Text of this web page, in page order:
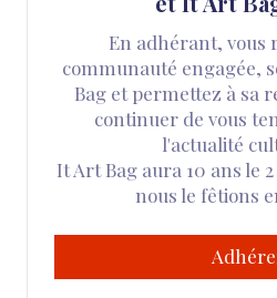
En adhérant, vous
communauté engagée,
Bag et permettez à sa
continuer de vous
l'actualité
It Art Bag aura 10 ans le
nous le fêtions